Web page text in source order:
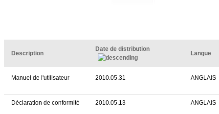
Description
Date de distribution
Langue
Manuel de l'utilisateur 2010.05.31 ANGLAIS
Déclaration de conformité 2010.05.13 ANGLAIS